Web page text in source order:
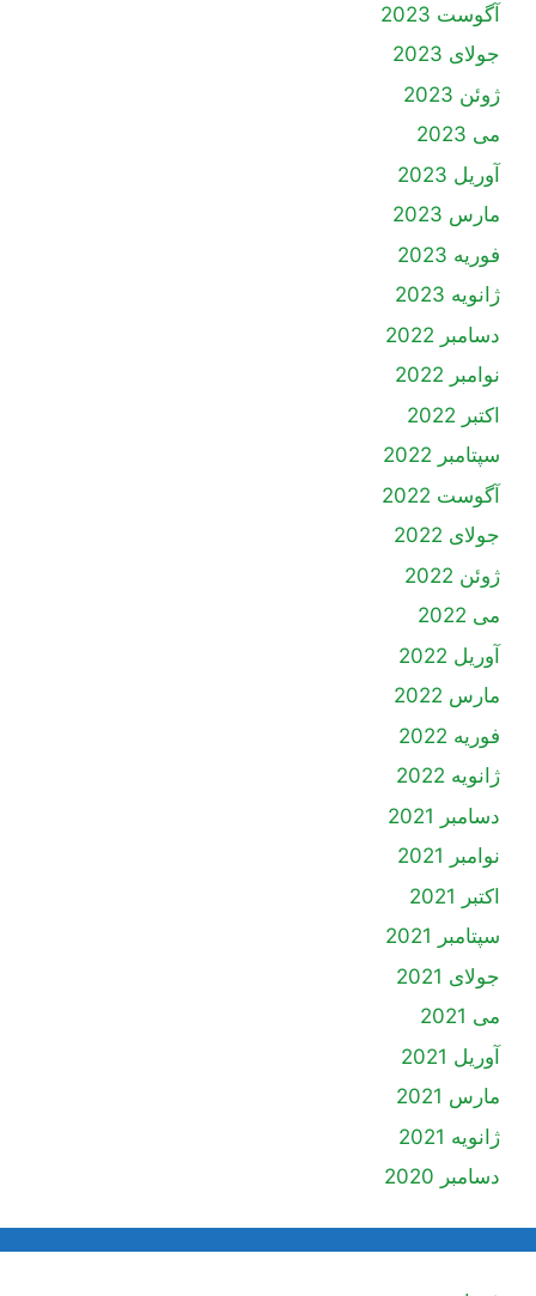
آگوست 2023
جولای 2023
ژوئن 2023
می 2023
آوریل 2023
مارس 2023
فوریه 2023
ژانویه 2023
دسامبر 2022
نوامبر 2022
اکتبر 2022
سپتامبر 2022
آگوست 2022
جولای 2022
ژوئن 2022
می 2022
آوریل 2022
مارس 2022
فوریه 2022
ژانویه 2022
دسامبر 2021
نوامبر 2021
اکتبر 2021
سپتامبر 2021
جولای 2021
می 2021
آوریل 2021
مارس 2021
ژانویه 2021
دسامبر 2020